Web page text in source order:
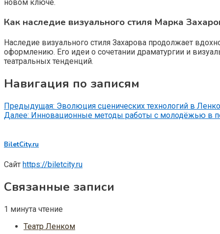
новом ключе.
Как наследие визуального стиля Марка
Наследие визуального стиля Захарова продолжает
оформлению. Его идеи о сочетании драматургии и
театральных тенденций.
Навигация по записям
Предыдущая: Эволюция сценических технологий в
Далее: Инновационные методы работы с молодёжью в
BiletCity.ru
Сайт https://biletcity.ru
Связанные записи
1 минута чтение
Театр Ленком